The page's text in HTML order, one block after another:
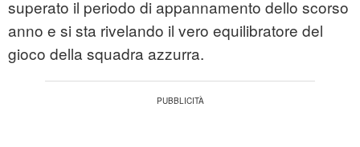
superato il periodo di appannamento dello scorso
anno e si sta rivelando il vero equilibratore del
gioco della squadra azzurra.